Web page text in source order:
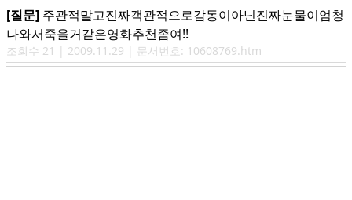
[질문] 주관적말고진짜객관적으로감동이아닌진짜눈물이엄청
나와서죽을거같은영화추천좀여!!
조회수 21 | 2009.11.29 | 문서번호: 10608769.htm